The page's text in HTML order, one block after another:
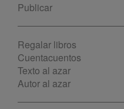
Publicar
Regalar libros
Cuentacuentos
Texto al azar
Autor al azar